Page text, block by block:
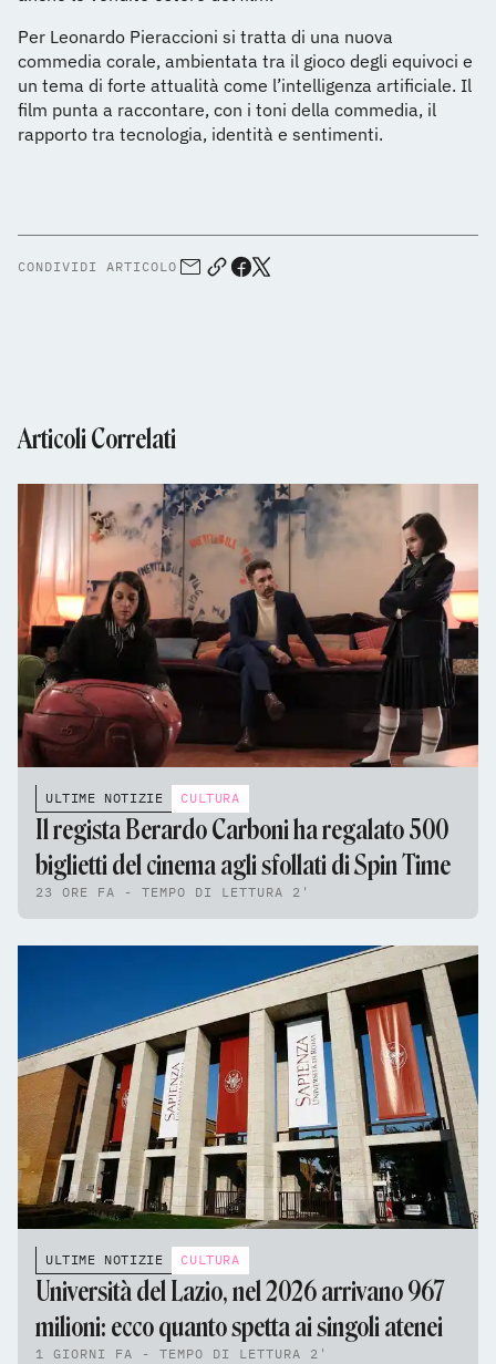
Per Leonardo Pieraccioni si tratta di una nuova
commedia corale, ambientata tra il gioco degli equivoci e
un tema di forte attualità come l’intelligenza artificiale. Il
film punta a raccontare, con i toni della commedia, il
rapporto tra tecnologia, identità e sentimenti.
CONDIVIDI ARTICOLO
Articoli Correlati
ULTIME NOTIZIE CULTURA
Il regista Berardo Carboni ha regalato 500
biglietti del cinema agli sfollati di Spin Time
23 ORE FA - TEMPO DI LETTURA 2'
ULTIME NOTIZIE CULTURA
Università del Lazio, nel 2026 arrivano 967
milioni: ecco quanto spetta ai singoli atenei
1 GIORNI FA - TEMPO DI LETTURA 2'